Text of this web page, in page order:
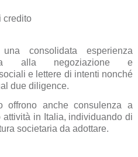
credito
consolidata esperienza
alla negoziazione e
e lettere di intenti nonché
due diligence.
offrono anche consulenza a
in Italia, individuando di
societaria da adottare.